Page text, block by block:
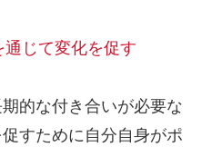
じて変化を促す
的な付き合いが必要な
すために自分自身がポ